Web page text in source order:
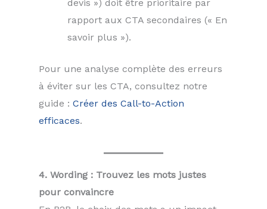
devis ») doit être prioritaire par
rapport aux CTA secondaires (« En
savoir plus »).
Pour une analyse complète des erreurs
à éviter sur les CTA, consultez notre
guide : Créer des Call-to-Action
efficaces.
4. Wording : Trouvez les mots justes
pour convaincre